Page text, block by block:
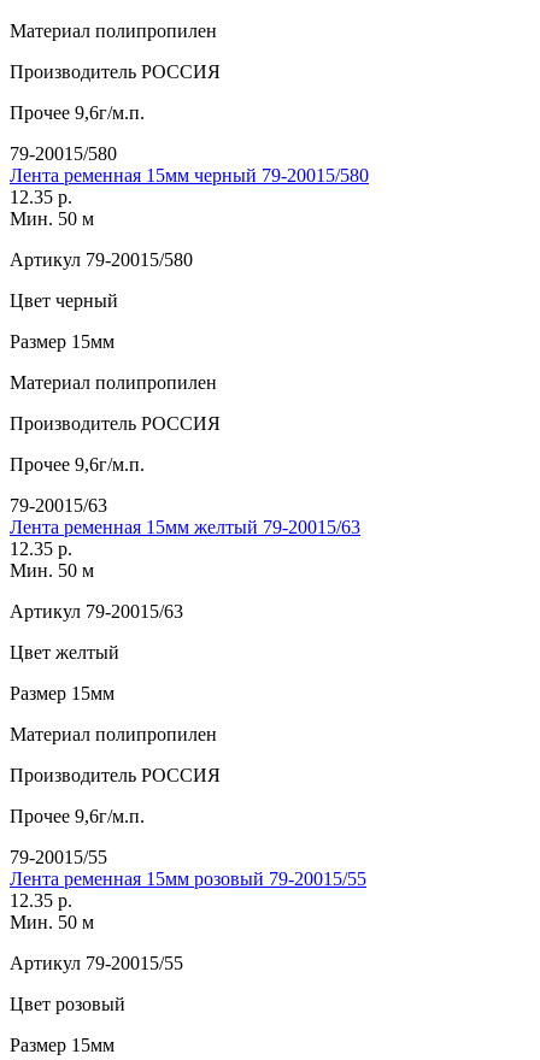
Материал полипропилен
Производитель РОССИЯ
Прочее 9,6г/м.п.
79-20015/580
Лента ременная 15мм черный 79-20015/580
12.35 р.
Мин. 50 м
Артикул 79-20015/580
Цвет черный
Размер 15мм
Материал полипропилен
Производитель РОССИЯ
Прочее 9,6г/м.п.
79-20015/63
Лента ременная 15мм желтый 79-20015/63
12.35 р.
Мин. 50 м
Артикул 79-20015/63
Цвет желтый
Размер 15мм
Материал полипропилен
Производитель РОССИЯ
Прочее 9,6г/м.п.
79-20015/55
Лента ременная 15мм розовый 79-20015/55
12.35 р.
Мин. 50 м
Артикул 79-20015/55
Цвет розовый
Размер 15мм